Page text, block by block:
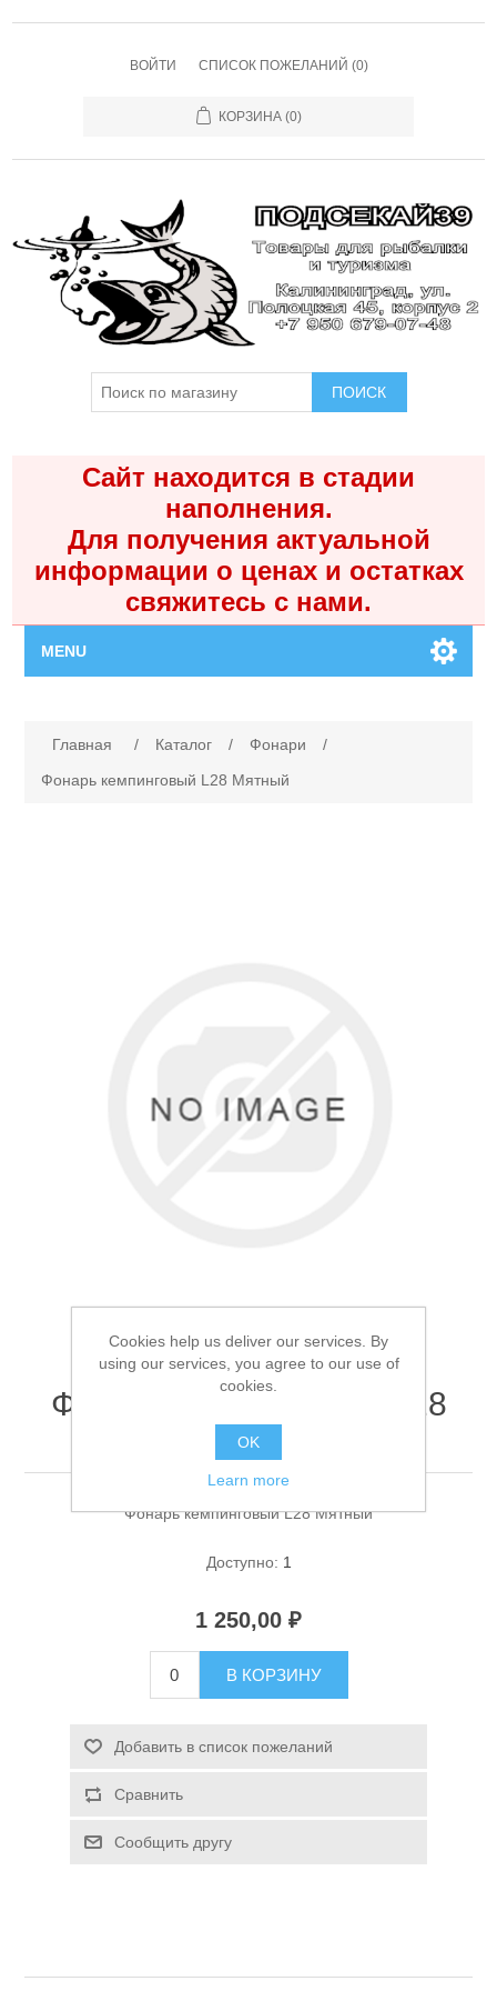
ВОЙТИ СПИСОК ПОЖЕЛАНИЙ (0)
КОРЗИНА (0)
ПОИСК
Сайт находится в стадии
наполнения.
Для получения актуальной
информации о ценах и остатках
свяжитесь с нами.
MENU
Каталог
Спасательные средства
Главная / Каталог / Фонари
/
Фонарь кемпинговый L28 Мятный
Фонарь кемпинговый L28
Мятный
Фонарь кемпинговый L28 Мятный
Доступно: 1
1 250,00 ₽
В КОРЗИНУ
Добавить в список пожеланий
Сравнить
Сообщить другу
Cookies help us deliver our services. By
using our services, you agree to our use of
cookies.
OK
Learn more